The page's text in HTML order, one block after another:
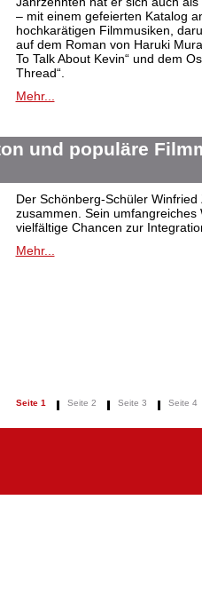
– mit einem gefeierten Katalog
hochkarätigen Filmmusiken,
auf dem Roman von Haruki
To Talk About Kevin“ und dem
Thread“.
Mehr...
und populäre
Der Schönberg-Schüler
zusammen. Sein
vielfältige Chancen zur
Mehr...
Seite 1 Seite 2 Seite 3 Seite 4